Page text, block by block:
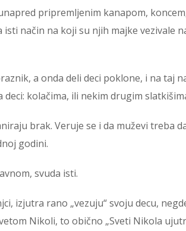
pripremljenim kanapom,
način na koji su njih majke vezivale
a onda deli deci poklone, i na taj
kolačima, ili nekim drugim
brak. Veruje se i da muževi treba
godini.
svuda isti.
izjutra rano „vezuju“ svoju decu,
Nikoli, to obično „Sveti Nikola